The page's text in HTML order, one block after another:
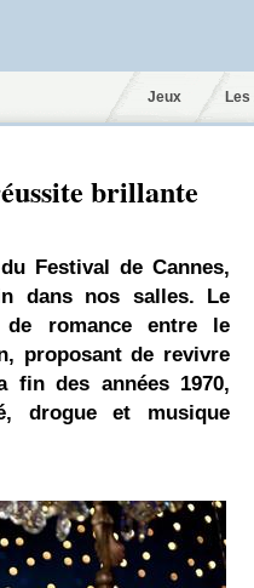
Jeux
brillante
Festival de Cannes,
dans nos salles. Le
romance entre le
proposant de revivre
fin des années 1970,
drogue et musique